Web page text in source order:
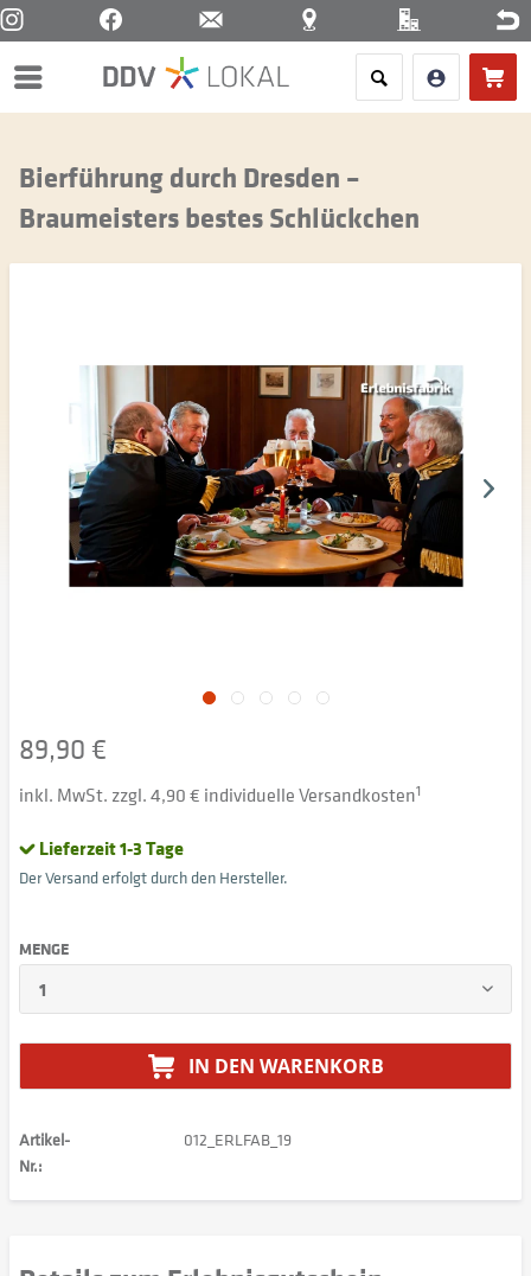
Menü
Bierführung durch Dresden –
Braumeisters bestes Schlückchen
89,90 €
inkl. MwSt. zzgl. 4,90 € individuelle Versandkosten1
Lieferzeit 1-3 Tage
Der Versand erfolgt durch den Hersteller.
MENGE
IN DEN WARENKORB
Artikel-
Nr.:
012_ERLFAB_19